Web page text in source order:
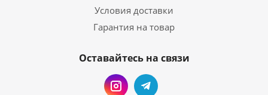
Условия доставки
Гарантия на товар
Оставайтесь на связи